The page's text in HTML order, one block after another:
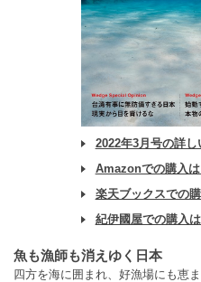
2022年3月号の詳
Amazonでの購入
楽天ブックスでの
紀伊國屋での購入
魚も漁師も消えゆく日本
四方を海に囲まれ、好漁場にも恵